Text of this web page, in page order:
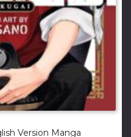
Version Manga